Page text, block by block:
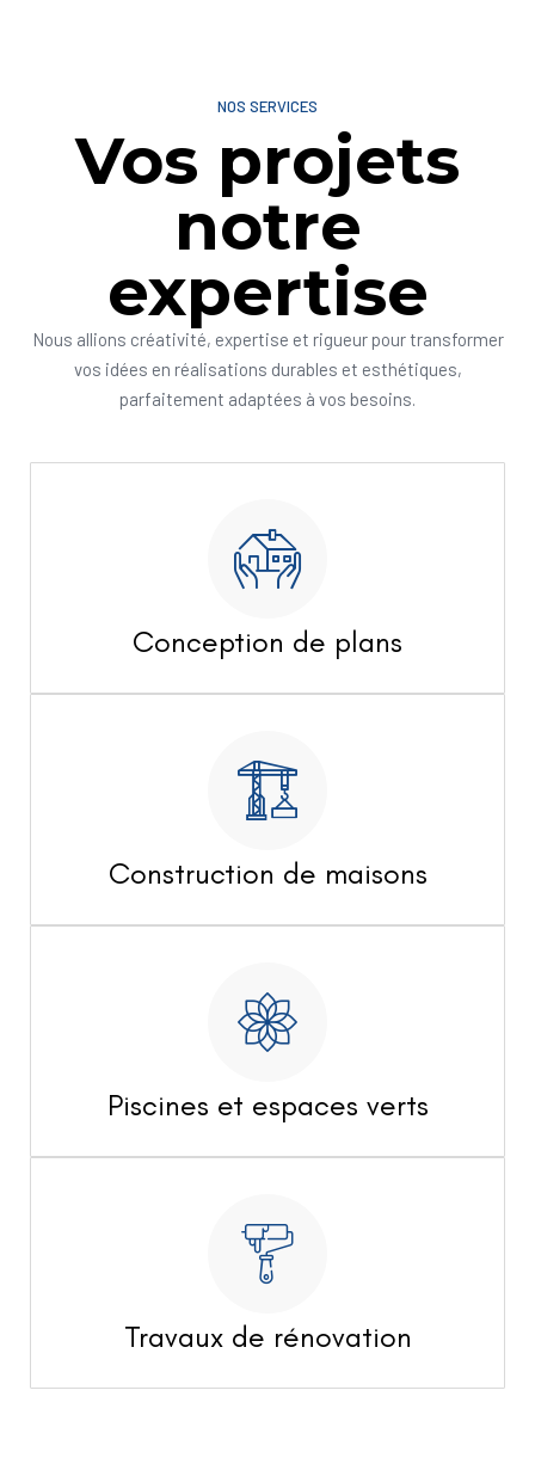
NOS SERVICES
Vos projets
notre
expertise
Nous allions créativité, expertise et rigueur pour transformer
vos idées en réalisations durables et esthétiques,
parfaitement adaptées à vos besoins.
Conception de plans
Construction de maisons
Piscines et espaces verts
Travaux de rénovation